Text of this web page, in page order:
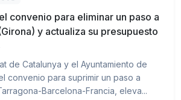
convenio para eliminar un paso a
y actualiza su presupuesto
de Catalunya y el Ayuntamiento de
convenio para suprimir un paso a
Barcelona-Francia, eleva...